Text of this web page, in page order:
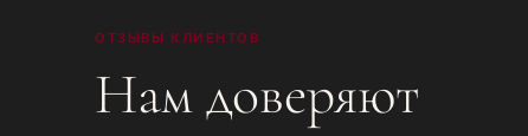
ОТЗЫВЫ КЛИЕНТОВ
Нам доверяют